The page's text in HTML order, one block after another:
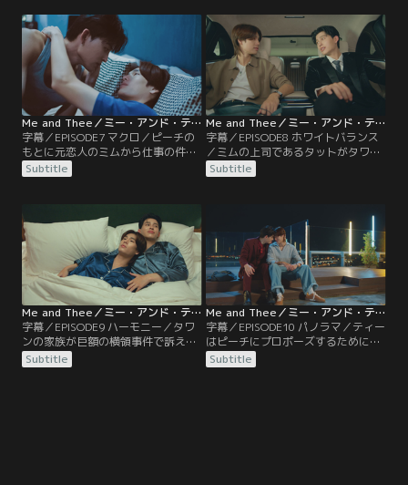
は1人旅を計画する。しかし、飛行
機の予約表を見たティーは、ピーチ
が自分のもとから逃げようとしてい
ると勘違いし激怒する。
したいと思うか聞かれ、改めて自分
の感情と向き合う。そんな中、別荘
にモークとティーの弟ロームがやっ
てきて、ロームの誕生日を祝うこと
になり…。
Me and Thee／ミー・アンド・ティー 第07話／字幕
字幕／EPISODE7 マクロ／ピーチの
もとに元恋人のミムから仕事の件で
会いたいと連絡が入る。同じ日にテ
ィーからも夕食に誘われ了承したピ
ティーがすねてしまう。プラップの
アドバイスのおかげで無事に仲直り
した2人は、翌日ある場所へと向か
い…。
Subtitle
Me and Thee／ミー・アンド・ティー 第08話／字幕
字幕／EPISODE8 ホワイトバランス
／ミムの上司であるタットがタワン
を連れて、アルセニーの撮影に現れ
る。アーランとの復縁をもくろむタ
に殴りかかってしまう。そんな中、
ピーチとティーがつきあっているこ
とを知ったプラップは、社長室に押
しかけ…。
Subtitle
Me and Thee／ミー・アンド・ティー 第09話／字幕
字幕／EPISODE9 ハーモニー／タワ
ンの家族が巨額の横領事件で訴えら
れ破産したというニュースが舞い込
む。一度はタワンと決別したアーラ
Subtitle
Me and Thee／ミー・アンド・ティー 第10話／字幕
字幕／EPISODE10 パノラマ／ティー
はピーチにプロポーズするために、
プラップとモークの協力のもと、な
んとか指輪のサイズを調べ、さらに
Subtitle